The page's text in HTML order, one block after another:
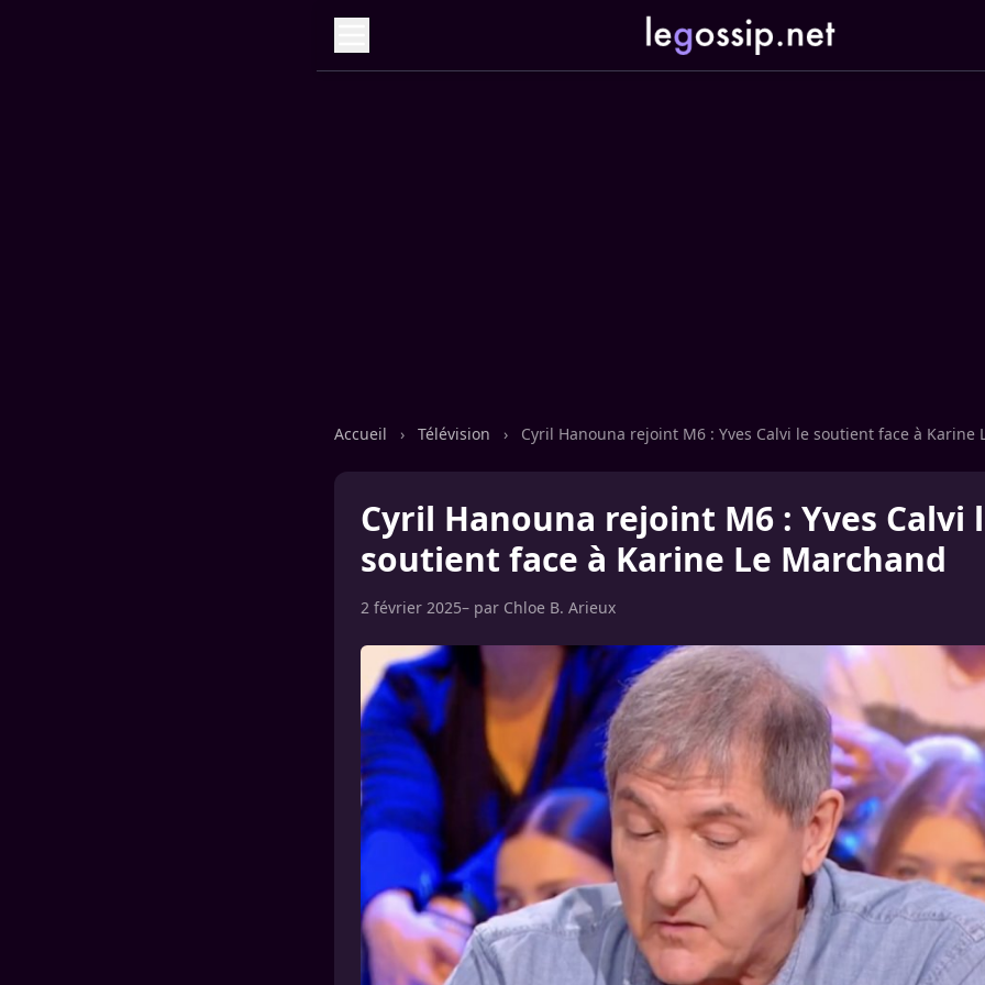
Accueil › Télévision › Cyril Hanouna rejoint M6 : Yves Calvi le soutient face à Karine
Cyril Hanouna rejoint M6 : Yves Calvi
soutient face à Karine Le Marchand
2 février 2025– par Chloe B. Arieux